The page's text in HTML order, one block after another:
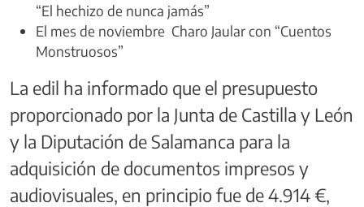
“El hechizo de nunca jamás”
El mes de noviembre Charo Jaular con “Cuentos
Monstruosos”
La edil ha informado que el presupuesto
proporcionado por la Junta de Castilla y León
y la Diputación de Salamanca para la
adquisición de documentos impresos y
audiovisuales, en principio fue de 4.914 €,